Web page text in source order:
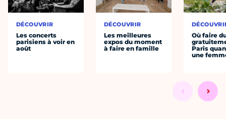
DÉCOUVRIR
Les concerts
parisiens à voir en
août
DÉCOUVRIR
Les meilleures
expos du moment
à faire en famille
Où faire
Paris
une